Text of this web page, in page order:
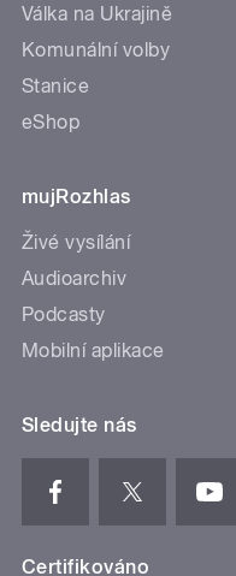
Válka na Ukrajině
Komunální volby
Stanice
eShop
mujRozhlas
Živé vysílání
Audioarchiv
Podcasty
Mobilní aplikace
Sledujte nás
Certifikováno